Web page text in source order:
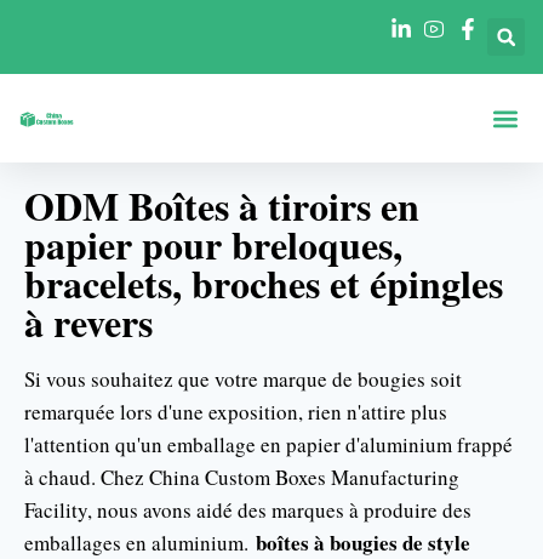
ODM Boîtes à tiroirs en
papier pour breloques,
bracelets, broches et épingles
à revers
Si vous souhaitez que votre marque de bougies soit
remarquée lors d'une exposition, rien n'attire plus
l'attention qu'un emballage en papier d'aluminium frappé
à chaud. Chez China Custom Boxes Manufacturing
Facility, nous avons aidé des marques à produire des
emballages en aluminium. boîtes à bougies de style